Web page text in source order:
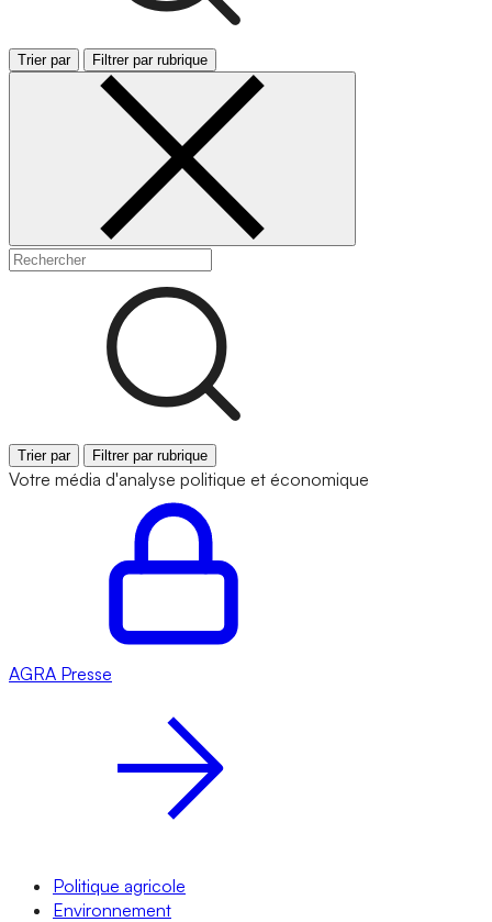
Trier par Filtrer par rubrique
Trier par Filtrer par rubrique
Votre média d'analyse politique et économique
AGRA Presse
Politique agricole
Environnement